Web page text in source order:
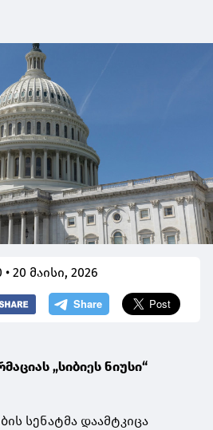
• 20 მაისი, 2026
„სიბიეს ნიუსი“
სენატმა დაამტკიცა